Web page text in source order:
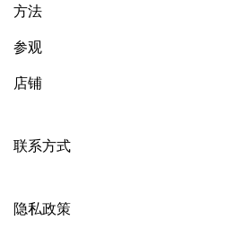
方法
参观
店铺
联系方式
隐私政策